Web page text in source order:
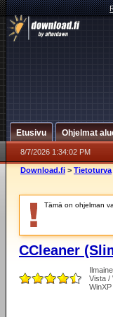
Etusivu Ohjelmat
8/7/2026 1:34:02 PM
Download.fi > Tietoturva
Tämä on ohjelman
CCleaner
Vista /
WinXP